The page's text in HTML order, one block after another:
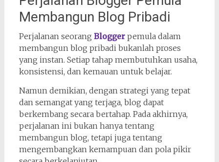
Membangun Blog Pribadi
Perjalanan seorang Bloggerpemula dalam
membangun blog pribadi bukanlah proses
yang instan. Setiap tahap membutuhkan usaha,
konsistensi, dan kemauan untuk belajar.
Namun demikian, dengan strategi yang tepat
dan semangat yang terjaga, blog dapat
berkembang secara bertahap. Pada akhirnya,
perjalanan ini bukan hanya tentang
membangun blog, tetapi juga tentang
mengembangkan kemampuan dan pola pikir